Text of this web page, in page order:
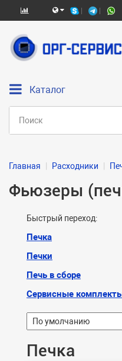
Каталог
Главная Расходники
Фьюзеры
Быстрый переход:
Печка
Печки
Печь в сборе
Сервисные
Печка